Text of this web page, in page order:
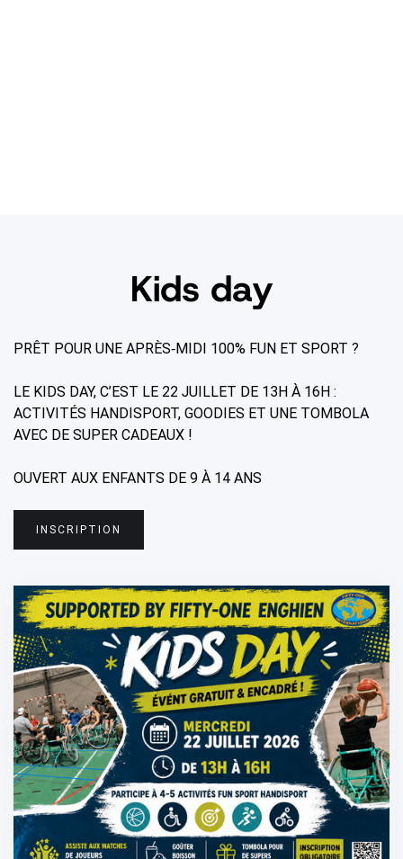
Kids day
PRÊT POUR UNE APRÈS‑MIDI 100% FUN ET SPORT ?
LE KIDS DAY, C’EST LE 22 JUILLET DE 13H À 16H :
ACTIVITÉS HANDISPORT, GOODIES ET UNE TOMBOLA
AVEC DE SUPER CADEAUX !
OUVERT AUX ENFANTS DE 9 À 14 ANS
INSCRIPTION